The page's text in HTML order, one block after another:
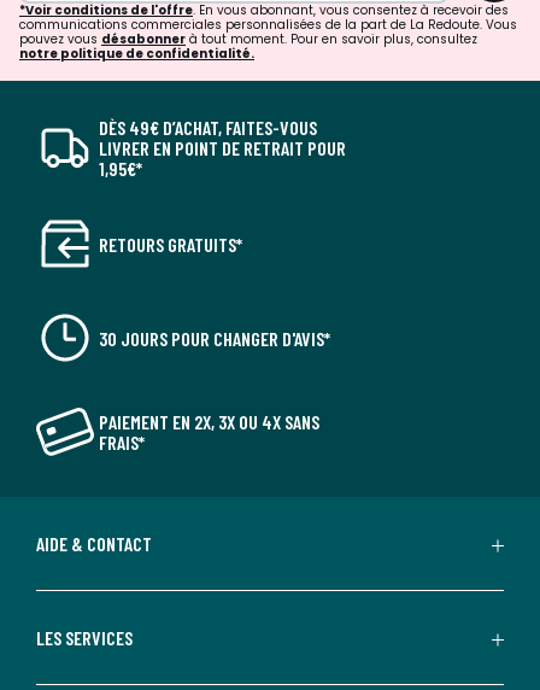
*Voir conditions de l'offre. En vous abonnant, vous consentez à recevoir des
communications commerciales personnalisées de la part de La Redoute. Vous
pouvez vous désabonner à tout moment. Pour en savoir plus, consultez
notre politique de confidentialité.
DÈS 49€ D’ACHAT, FAITES-VOUS
LIVRER EN POINT DE RETRAIT POUR
1,95€*
RETOURS GRATUITS*
30 JOURS POUR CHANGER D'AVIS*
PAIEMENT EN 2X, 3X OU 4X SANS
FRAIS*
AIDE & CONTACT
LES SERVICES